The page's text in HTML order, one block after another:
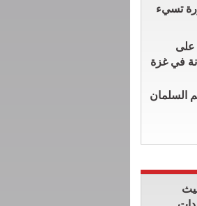
تسيء
في غزة
السلمان